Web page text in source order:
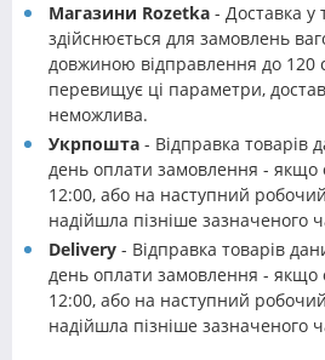
Магазини Rozetka - Доставка у
здійснюється для замовлень
довжиною відправлення до
перевищує ці параметри,
неможлива.
Укрпошта - Відправка товарів
день оплати замовлення - якщо
12:00, або на наступний
надійшла пізніше зазначеного
Delivery - Відправка товарів
день оплати замовлення - якщо
12:00, або на наступний
надійшла пізніше зазначеного